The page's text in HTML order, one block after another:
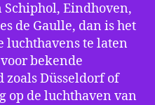
Eindhoven,
de Gaulle, dan is het
luchthavens te laten
bekende
Düsseldorf of
op de luchthaven van